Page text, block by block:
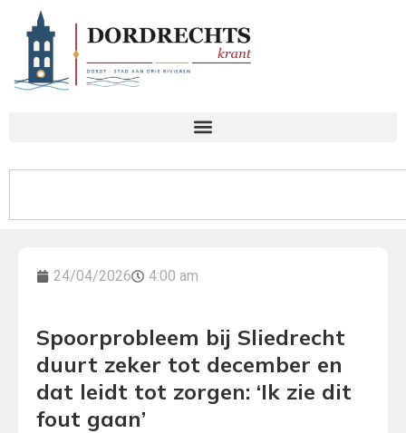
24/04/2026 4:00 am
Spoorprobleem bij Sliedrecht
duurt zeker tot december en
dat leidt tot zorgen: ‘Ik zie dit
fout gaan’